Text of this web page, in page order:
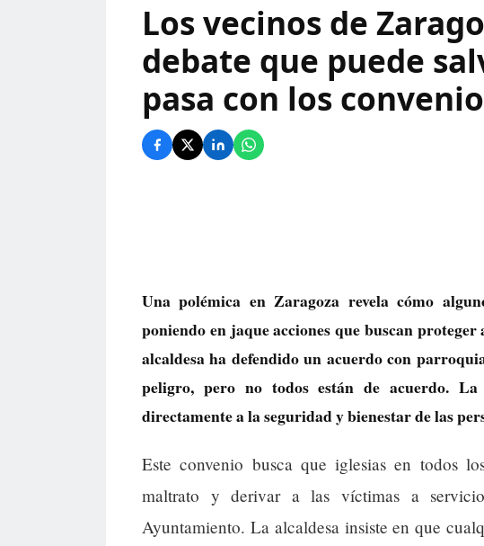
Los vecinos de
debate que puede
pasa con los
Una polémica en Zaragoza revela cómo
poniendo en jaque acciones que buscan
alcaldesa ha defendido un acuerdo con
peligro, pero no todos están de acuerdo.
directamente a la seguridad y bienestar de las
Este convenio busca que iglesias en todos
maltrato y derivar a las víctimas a
Ayuntamiento. La alcaldesa insiste en que